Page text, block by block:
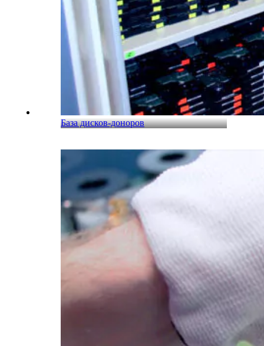
База дисков-доноров